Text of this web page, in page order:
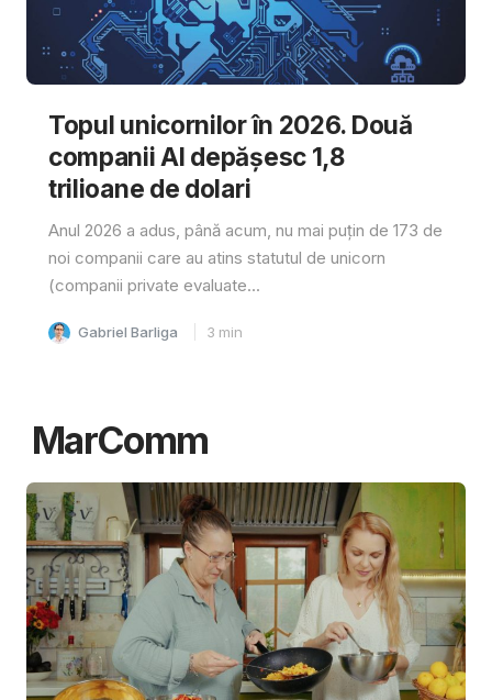
Topul unicornilor în 2026. Două
companii AI depășesc 1,8
trilioane de dolari
Anul 2026 a adus, până acum, nu mai puțin de 173 de
noi companii care au atins statutul de unicorn
(companii private evaluate...
Gabriel Barliga 3 min
MarComm